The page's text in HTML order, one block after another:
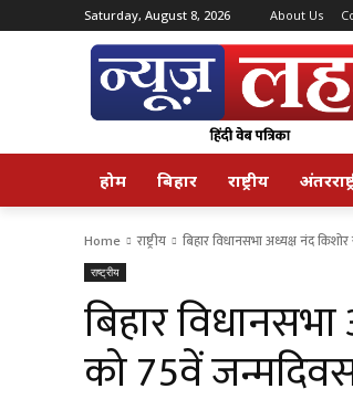
Saturday, August 8, 2026 About Us
होम बिहार राष्ट्रीय
Home राष्ट्रीय बिहार विधानसभा अध्यक्ष नंद
राष्ट्रीय
बिहार विधानसभा
को 75वें